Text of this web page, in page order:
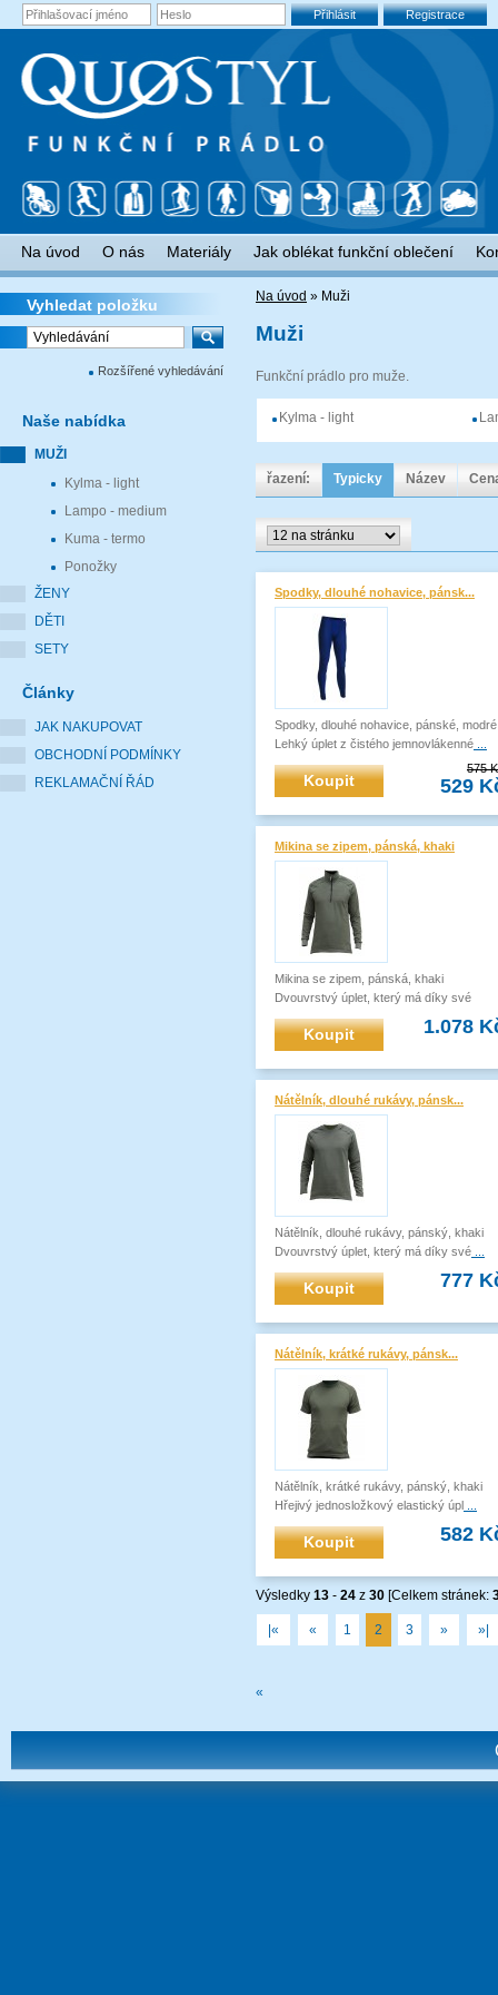
Přihlásit Registrace
Vyhledat položku
Rozšířené vyhledávání
Naše nabídka
MUŽI
Kylma - light
Lampo - medium
Kuma - termo
Ponožky
ŽENY
DĚTI
SETY
Články
JAK NAKUPOVAT
OBCHODNÍ PODMÍNKY
REKLAMAČNÍ ŘÁD
Na úvod » Muži
Muži
Funkční prádlo pro muže.
Kylma - light
řazení: Typicky Název
Spodky, dlouhé nohavice, pánsk...
Spodky, dlouhé nohavice, pánské, modré
Lehký úplet z čistého jemnovlákenné
Koupit
575
529
Mikina se zipem, pánská, khaki
Mikina se zipem, pánská, khaki
Dvouvrstvý úplet, který má díky své
speciál...
Koupit 1.078
Nátělník, dlouhé rukávy, pánsk...
Nátělník, dlouhé rukávy, pánský, khaki
Dvouvrstvý úplet, který má díky své
Koupit 777
Nátělník, krátké rukávy, pánsk...
Nátělník, krátké rukávy, pánský, khaki
Hřejivý jednosložkový elastický úpl
Koupit 582
Výsledky 13 - 24 z 30 [Celkem stránek:
|« « 1 2 3 » »|
«
Na úvod O nás Materiály Jak oblékat funkční oblečení